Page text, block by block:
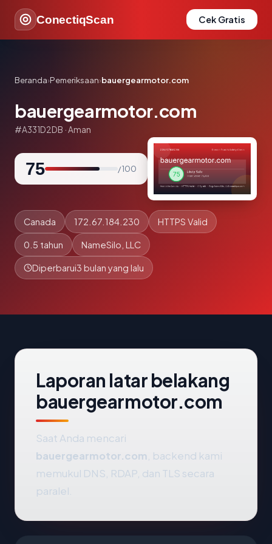
ConectiqScan Cek Gratis
Beranda›Pemeriksaan›bauergearmotor.com
bauergearmotor.com
#A331D2DB · Aman
75 / 100
Canada 172.67.184.230 HTTPS Valid
0.5 tahun NameSilo, LLC
Diperbarui3 bulan yang lalu
Laporan latar belakang
bauergearmotor.com
Saat Anda mencari
bauergearmotor.com , backend kami
memukul DNS, RDAP, dan TLS secara
paralel.